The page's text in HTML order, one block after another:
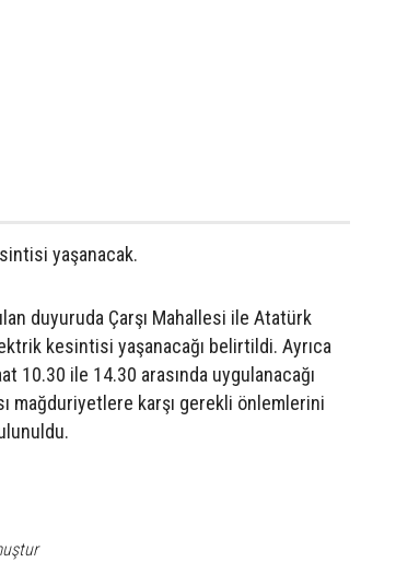
yaşanacak.
duyuruda Çarşı Mahallesi ile Atatürk
kesintisi yaşanacağı belirtildi. Ayrıca
10.30 ile 14.30 arasında uygulanacağı
mağduriyetlere karşı gerekli önlemlerini